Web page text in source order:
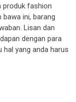
produk fashion
ini, barang
Lisan dan
dengan para
yang anda harus